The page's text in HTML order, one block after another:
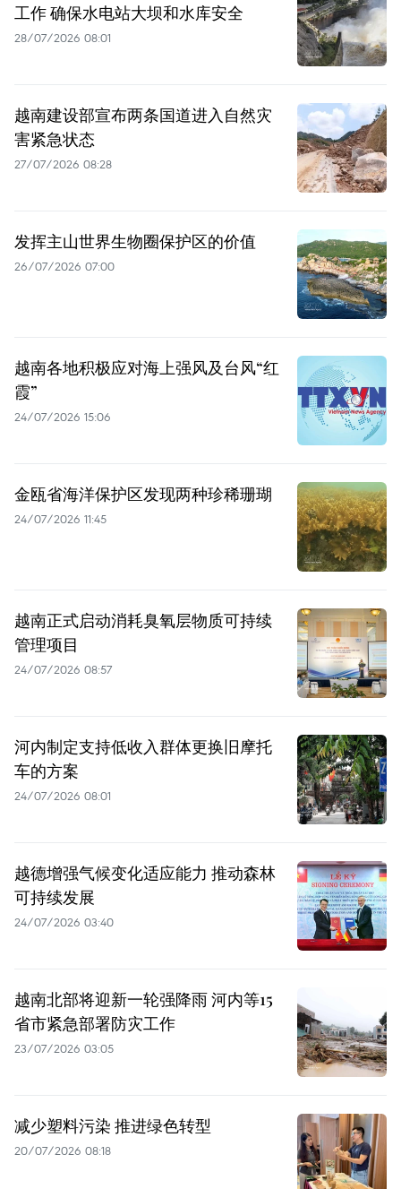
工作 确保水电站大坝和水库安全
28/07/2026 08:01
越南建设部宣布两条国道进入自然灾
害紧急状态
27/07/2026 08:28
发挥主山世界生物圈保护区的价值
26/07/2026 07:00
越南各地积极应对海上强风及台风“红
霞”
24/07/2026 15:06
金瓯省海洋保护区发现两种珍稀珊瑚
24/07/2026 11:45
越南正式启动消耗臭氧层物质可持续
管理项目
24/07/2026 08:57
河内制定支持低收入群体更换旧摩托
车的方案
24/07/2026 08:01
越德增强气候变化适应能力 推动森林
可持续发展
24/07/2026 03:40
越南北部将迎新一轮强降雨 河内等15
省市紧急部署防灾工作
23/07/2026 03:05
减少塑料污染 推进绿色转型
20/07/2026 08:18